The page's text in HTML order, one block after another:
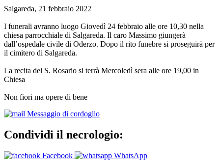
Salgareda, 21 febbraio 2022
I funerali avranno luogo Giovedì 24 febbraio alle ore 10,30 nella
chiesa parrocchiale di Salgareda. Il caro Massimo giungerà
dall’ospedale civile di Oderzo. Dopo il rito funebre si proseguirà per
il cimitero di Salgareda.
La recita del S. Rosario si terrà Mercoledì sera alle ore 19,00 in
Chiesa
Non fiori ma opere di bene
Messaggio di cordoglio
Condividi il necrologio:
Facebook WhatsApp